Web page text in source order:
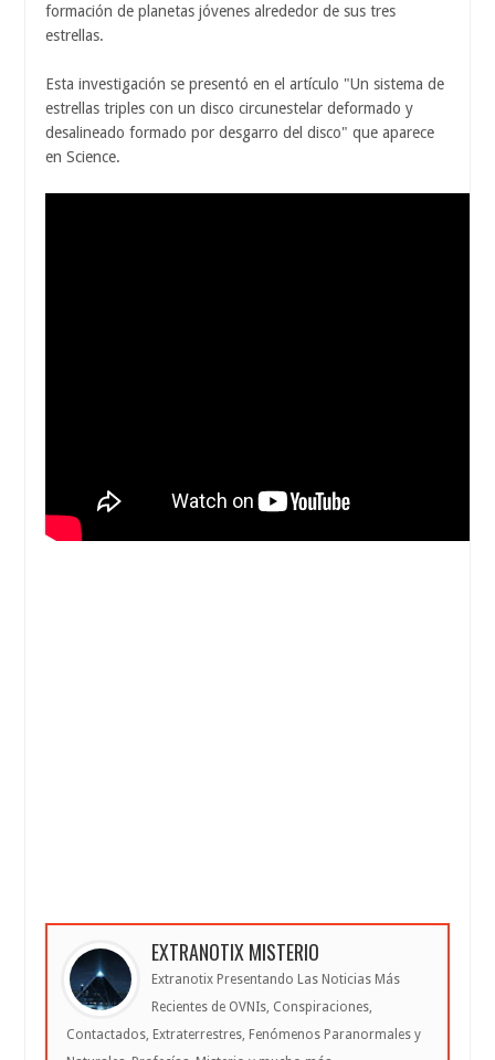
formación de planetas jóvenes alrededor de sus tres
estrellas.
Esta investigación se presentó en el artículo "Un sistema de
estrellas triples con un disco circunestelar deformado y
desalineado formado por desgarro del disco" que aparece
en Science.
EXTRANOTIX MISTERIO
Extranotix Presentando Las Noticias Más
Recientes de OVNIs, Conspiraciones,
Contactados, Extraterrestres, Fenómenos Paranormales y